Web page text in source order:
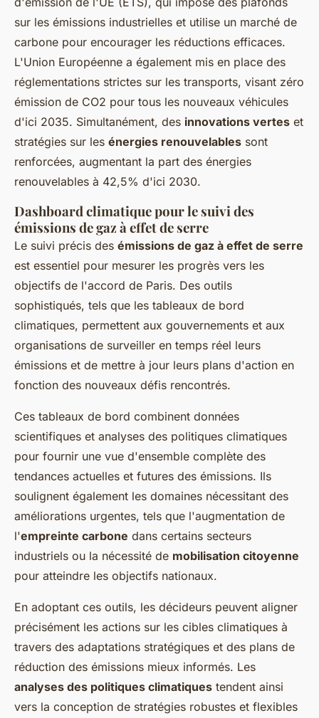
sur les émissions industrielles et utilise un marché de
carbone pour encourager les réductions efficaces.
L'Union Européenne a également mis en place des
réglementations strictes sur les transports, visant zéro
émission de CO2 pour tous les nouveaux véhicules
d'ici 2035. Simultanément, des innovations vertes et
stratégies sur les énergies renouvelables sont
renforcées, augmentant la part des énergies
renouvelables à 42,5% d'ici 2030.
Dashboard climatique pour le suivi des
émissions de gaz à effet de serre
Le suivi précis des émissions de gaz à effet de serre
est essentiel pour mesurer les progrès vers les
objectifs de l'accord de Paris. Des outils
sophistiqués, tels que les tableaux de bord
climatiques, permettent aux gouvernements et aux
organisations de surveiller en temps réel leurs
émissions et de mettre à jour leurs plans d'action en
fonction des nouveaux défis rencontrés.
Ces tableaux de bord combinent données
scientifiques et analyses des politiques climatiques
pour fournir une vue d'ensemble complète des
tendances actuelles et futures des émissions. Ils
soulignent également les domaines nécessitant des
améliorations urgentes, tels que l'augmentation de
l'empreinte carbone dans certains secteurs
industriels ou la nécessité de mobilisation citoyenne
pour atteindre les objectifs nationaux.
En adoptant ces outils, les décideurs peuvent aligner
précisément les actions sur les cibles climatiques à
travers des adaptations stratégiques et des plans de
réduction des émissions mieux informés. Les
analyses des politiques climatiques tendent ainsi
vers la conception de stratégies robustes et flexibles